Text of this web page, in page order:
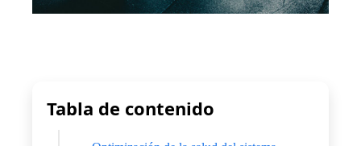
Tabla de contenido